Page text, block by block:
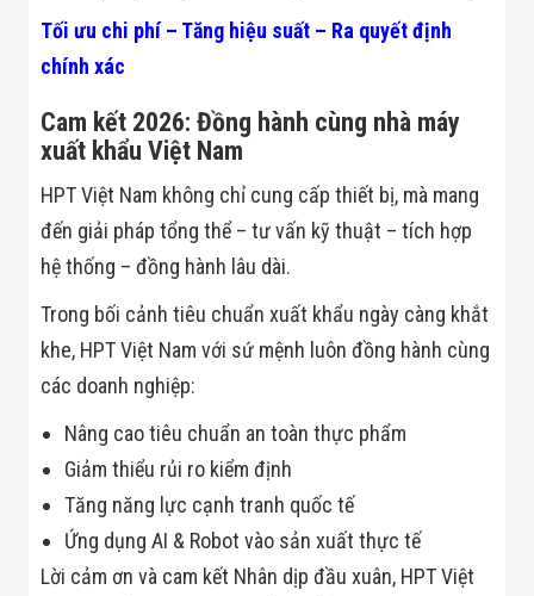
Tối ưu chi phí – Tăng hiệu suất – Ra quyết định
chính xác
Cam kết 2026: Đồng hành cùng nhà máy
xuất khẩu Việt Nam
HPT Việt Nam không chỉ cung cấp thiết bị, mà mang
đến giải pháp tổng thể – tư vấn kỹ thuật – tích hợp
hệ thống – đồng hành lâu dài.
Trong bối cảnh tiêu chuẩn xuất khẩu ngày càng khắt
khe, HPT Việt Nam với sứ mệnh luôn đồng hành cùng
các doanh nghiệp:
Nâng cao tiêu chuẩn an toàn thực phẩm
Giảm thiểu rủi ro kiểm định
Tăng năng lực cạnh tranh quốc tế
Ứng dụng AI & Robot vào sản xuất thực tế
Lời cảm ơn và cam kết Nhân dịp đầu xuân, HPT Việt